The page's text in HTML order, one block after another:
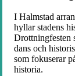
I Halmstad
hyllar stadens
Drottningfesten
dans och
som fokuserar
historia.